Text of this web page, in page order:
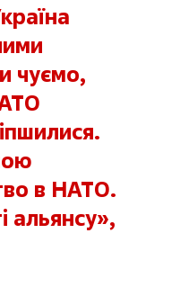
чуємо,
в НАТО.
альянсу»,